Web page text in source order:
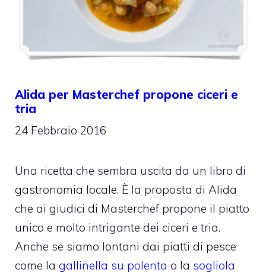
Alida per Masterchef propone ciceri e
tria
24 Febbraio 2016
Una ricetta che sembra uscita da un libro di
gastronomia locale. È la proposta di Alida
che ai giudici di Masterchef propone il piatto
unico e molto intrigante dei ciceri e tria.
Anche se siamo lontani dai piatti di pesce
come la gallinella su polenta o la sogliola